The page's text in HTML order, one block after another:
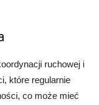
ruchowej i
które regularnie
co może mieć